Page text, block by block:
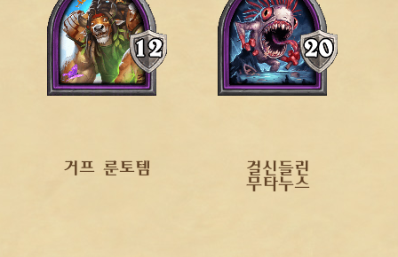
거프 룬토템
걸신들린
무타누스